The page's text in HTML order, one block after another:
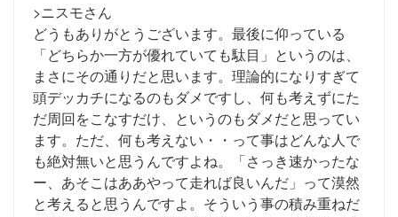
>ニスモさん
どうもありがとうございます。最後に仰っている
「どちらか一方が優れていても駄目」というのは、
まさにその通りだと思います。理論的になりすぎて
頭デッカチになるのもダメですし、何も考えずにた
だ周回をこなすだけ、というのもダメだと思ってい
ます。ただ、何も考えない・・って事はどんな人で
も絶対無いと思うんですよね。「さっき速かったな
ー、あそこはああやって走れば良いんだ」って漠然
と考えると思うんですよ。そういう事の積み重ねだ